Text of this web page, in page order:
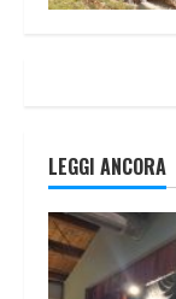
LEGGI ANCORA